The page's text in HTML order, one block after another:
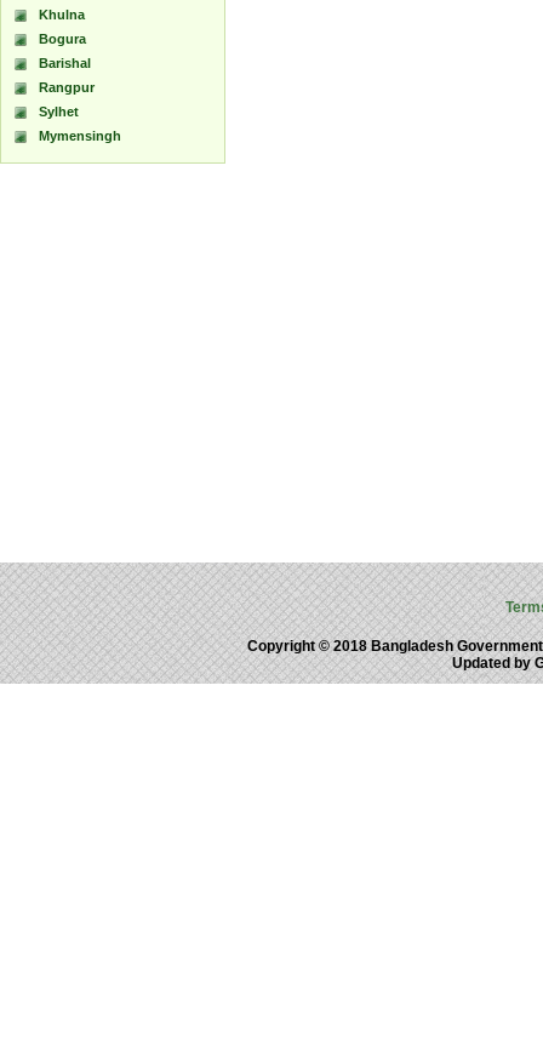
Khulna
Bogura
Barishal
Rangpur
Sylhet
Mymensingh
Copyright © 2018 Bangladesh
Updated by